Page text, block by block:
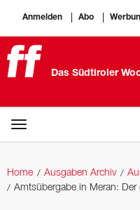
Anmelden Abo
Das Südtiroler
Home Ausgaben Archiv
Amtsübergabe in Meran: Der